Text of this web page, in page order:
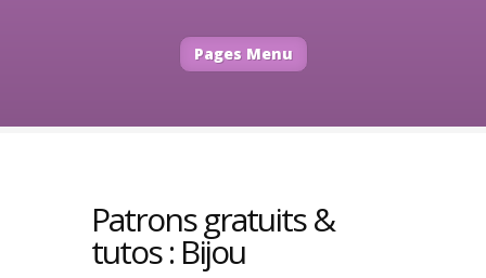
Pages Menu
Patrons gratuits &
tutos : Bijou